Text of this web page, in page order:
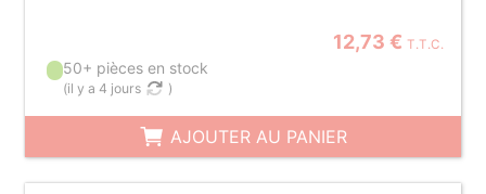
12,73 € T.T.C.
50+ pièces en stock
(il y a 4 jours )
AJOUTER AU PANIER